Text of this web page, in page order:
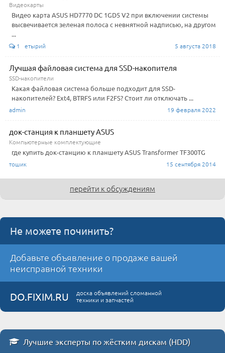
Видеокарты
Видео карта ASUS HD7770 DC 1GD5 V2 при включении системы
высвечивается зеленая полоса с невнятной надписью, на другом
...
1 етырий 5 августа 2018
Лучшая файловая система для SSD-накопителя
SSD-накопители
Какая файловая система больше подходит для SSD-
накопителей? Ext4, BTRFS или F2FS? Стоит ли отключать ...
admin 19 февраля 2022
док-станция к планшету ASUS
Компьютерные комплектующие
где купить док-станцию к планшету ASUS Transformer TF300TG
тошик 15 сентября 2014
перейти к обсуждениям
Не можете починить?
Добавьте объявление о продаже вашей
неисправной техники
DO.FIXIM.RU
доска объявлений сломанной
техники и запчастей
Лучшие эксперты по жёстким дискам (HDD)